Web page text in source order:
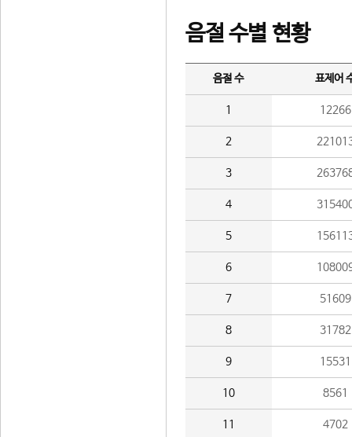
음절 수별 현황
음절 수 표제어
1 12266
2
3
4
5
6
7 51609
8 31782
9 15531
10 8561
11 4702